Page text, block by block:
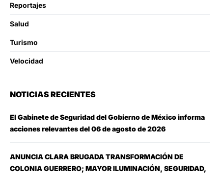
Reportajes
Salud
Turismo
Velocidad
NOTICIAS RECIENTES
El Gabinete de Seguridad del Gobierno de México informa
acciones relevantes del 06 de agosto de 2026
ANUNCIA CLARA BRUGADA TRANSFORMACIÓN DE
COLONIA GUERRERO; MAYOR ILUMINACIÓN, SEGURIDAD,